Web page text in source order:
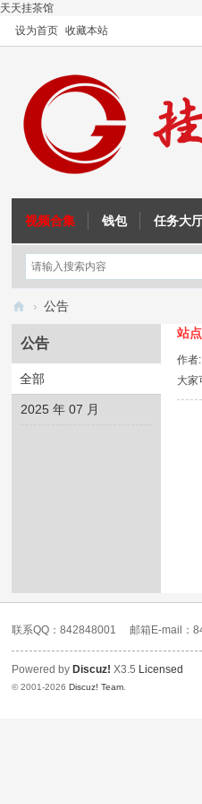
天天挂茶馆
设为首页
收藏本站
视频合集 钱包 任务大
OD教程
馆
易
› 公告
站
作
大家
公告
全部
2025 年 07 月
联系QQ：842848001 邮箱E-mail：
Powered by Discuz! X3.5 Licensed
© 2001-2026Discuz! Team